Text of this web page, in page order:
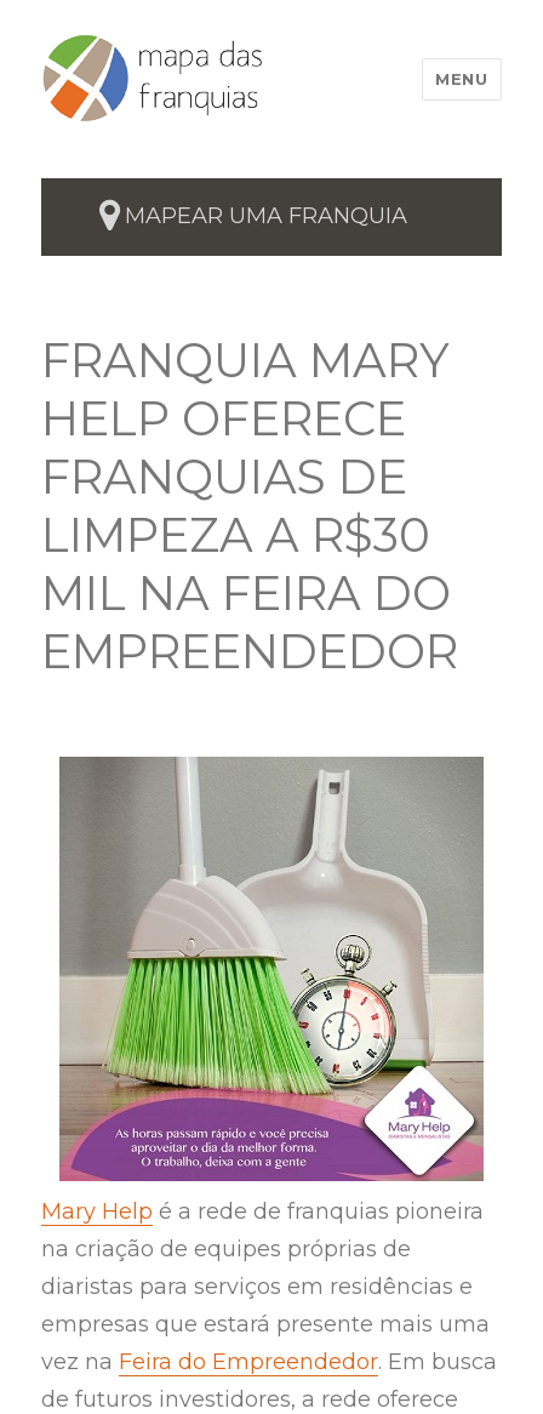
MENU
MAPEAR UMA FRANQUIA
FRANQUIA MARY
HELP OFERECE
FRANQUIAS DE
LIMPEZA A R$30
MIL NA FEIRA DO
EMPREENDEDOR
Mary Help é a rede de franquias pioneira
na criação de equipes próprias de
diaristas para serviços em residências e
empresas que estará presente mais uma
vez na Feira do Empreendedor. Em busca
de futuros investidores, a rede oferece